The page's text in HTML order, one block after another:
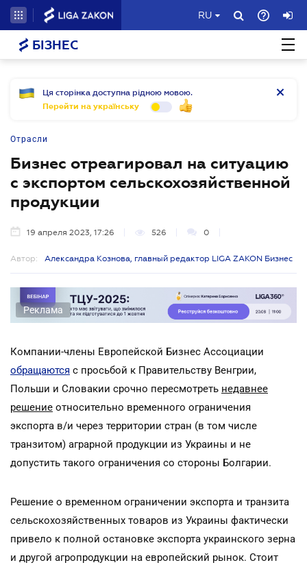
RU
БІЗНЕС
Ця сторінка доступна рідною мовою.
Перейти на українську
Отрасли
Бизнес отреагировал на ситуацию
с экспортом сельскохозяйственной
продукции
19 апреля 2023, 17:26 526 0
Автор: Александра Кознова, главный редактор LIGA ZAKON Бизнес
Реклама
Компании-члены Европейской Бизнес Ассоциации
обращаются с просьбой к Правительству Венгрии,
Польши и Словакии срочно пересмотреть недавнее
решение относительно временного ограничения
экспорта в/и через территории стран (в том числе
транзитом) аграрной продукции из Украины и не
допустить такого ограничения со стороны Болгарии.
Решение о временном ограничении экспорта и транзита
сельскохозяйственных товаров из Украины фактически
привело к полной остановке экспорта украинского зерна
и другой агропродукции на европейский рынок. Стоит